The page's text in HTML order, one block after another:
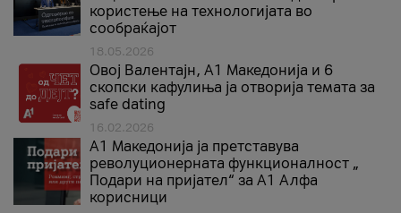
користење на технологијата во
сообраќајот
18.05.2026
Овој Валентајн, A1 Македонија и 6
скопски кафулиња ја отворија темата за
safe dating
16.02.2026
А1 Македонија ја претставува
револуционерната функционалност „
Подари на пријател“ за А1 Алфа
корисници